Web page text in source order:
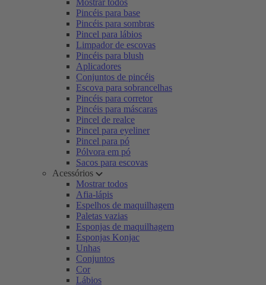
Mostrar todos
Pincéis para base
Pincéis para sombras
Pincel para lábios
Limpador de escovas
Pincéis para blush
Aplicadores
Conjuntos de pincéis
Escova para sobrancelhas
Pincéis para corretor
Pincéis para máscaras
Pincel de realce
Pincel para eyeliner
Pincel para pó
Pólvora em pó
Sacos para escovas
Acessórios
Mostrar todos
Afia-lápis
Espelhos de maquilhagem
Paletas vazias
Esponjas de maquilhagem
Esponjas Konjac
Unhas
Conjuntos
Cor
Lábios